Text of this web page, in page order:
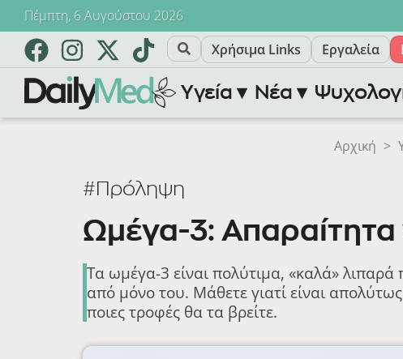
Πέμπτη, 6 Αυγούστου 2026
Χρήσιμα Links
Εργαλεία
Υγεία ▾ Νέα ▾
Αρχική >
#Πρόληψη
Ωμέγα-3: Απαραίτητα
Τα ωμέγα-3 είναι πολύτιμα, «καλά»
από μόνο του. Μάθετε γιατί είναι
ποιες τροφές θα τα βρείτε.